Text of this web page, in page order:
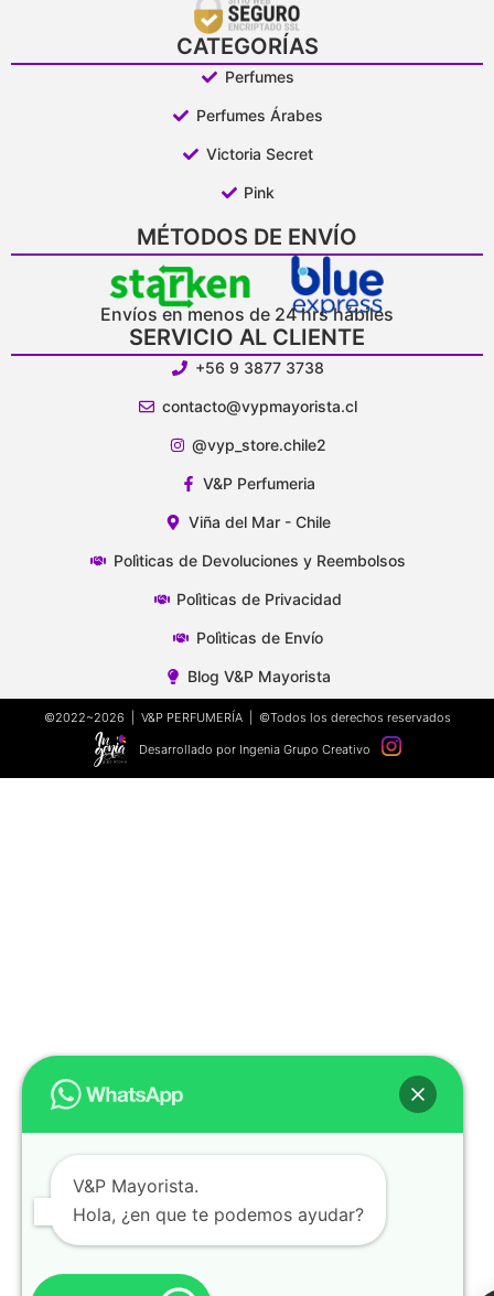
CATEGORÍAS
Perfumes
Perfumes Árabes
Victoria Secret
Pink
MÉTODOS DE ENVÍO
Envíos en menos de 24 hrs hábiles
SERVICIO AL CLIENTE
+56 9 3877 3738
contacto@vypmayorista.cl
@vyp_store.chile2
V&P Perfumeria
Viña del Mar - Chile
Polìticas de Devoluciones y Reembolsos
Polìticas de Privacidad
Polìticas de Envío
Blog V&P Mayorista
©2022~2026 | V&P PERFUMERÍA | ©Todos los derechos reservados
Desarrollado por Ingenia Grupo Creativo
V&P Mayorista.
Hola, ¿en que te podemos ayudar?